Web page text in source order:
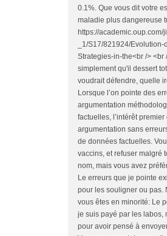
0.1%. Que vous dit votre
maladie plus dangereuse
https://
_1/S17/821924/
Strategies-in-the<br /> <br
simplement qu'il dessert
voudrait défendre, quelle
Lorsque l’on pointe des
argumentation
factuelles, l’intérêt
argumentation sans
de données factuelles.
vaccins, et refuser malgré
nom, mais vous avez
Le erreurs que je pointe
pour les souligner ou pas.
vous êtes en minorité: Le
je suis payé par les labos,
pour avoir pensé à